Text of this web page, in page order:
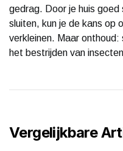
gedrag. Door je huis
sluiten, kun je de kans op
verkleinen. Maar onthoud:
het bestrijden van
Vergelijkbare